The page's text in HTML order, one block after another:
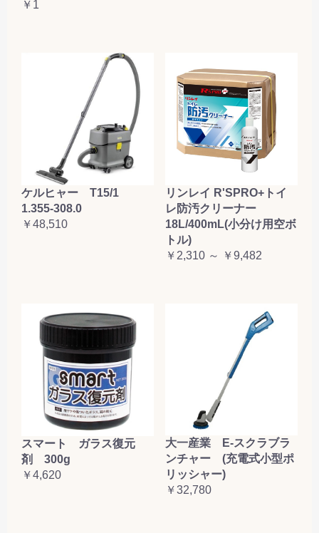
￥1
ケルヒャー T15/1
1.355-308.0
￥48,510
リンレイ R'SPRO+トイ
レ防汚クリーナー
18L/400mL(小分け用空ボ
トル)
￥2,310 ～ ￥9,482
スマート ガラス復元
剤 300g
￥4,620
大一産業 E-スクラブラ
ンチャー (充電式小型ポ
リッシャー)
￥32,780